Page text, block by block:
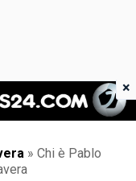
24
» Chi è Pablo
×